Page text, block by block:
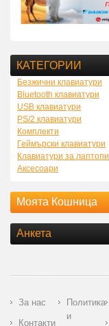
КАТЕГОРИИ
Безжични клавиатури
Bluetooth клавиатури
USB клавиатури
PS/2 клавиатури
Комплекти
Геймърски клавиатури
Клавиатури за лаптопи
Аксесоари
Моята Кошница
Анкета
За нас
Контакти
Политика
и